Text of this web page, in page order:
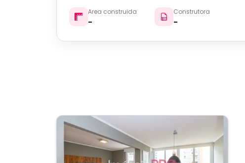
Area construida
-
Construtora
-